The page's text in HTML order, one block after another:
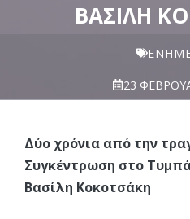
ΒΑΣΊΛΗ
23
Δύο χρόνια από την
Συγκέντρωση στο
Βασίλη Κοκοτσάκη